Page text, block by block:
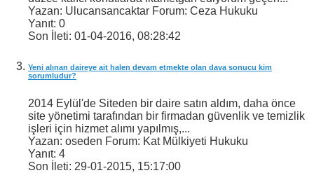
Yazan: Ulucansancaktar Forum: Ceza Hukuku
Yanıt: 0
Son İleti: 01-04-2016, 08:28:42
Yeni alınan daireye ait halen devam etmekte olan dava sonucu kim
sorumludur?
2014 Eylül'de Siteden bir daire satın aldım, daha önce
site yönetimi tarafından bir firmadan güvenlik ve temizlik
işleri için hizmet alımı yapılmış,...
Yazan: oseden Forum: Kat Mülkiyeti Hukuku
Yanıt: 4
Son İleti: 29-01-2015, 15:17:00